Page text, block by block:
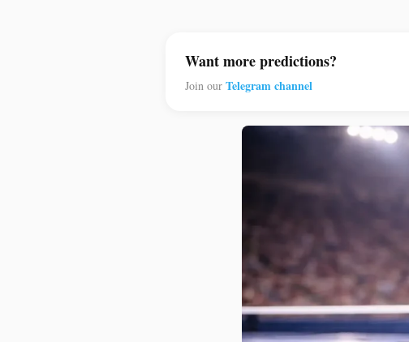
Want more predictions?
Join our Telegram channel